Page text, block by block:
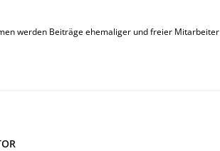
werden Beiträge ehemaliger und freier Mitarbeiter